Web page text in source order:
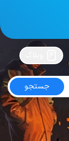
!
جستجو
4.7 از5| از103 کاربر